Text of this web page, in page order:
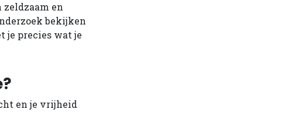
zeldzaam en
bekijken
je precies wat je
en je vrijheid